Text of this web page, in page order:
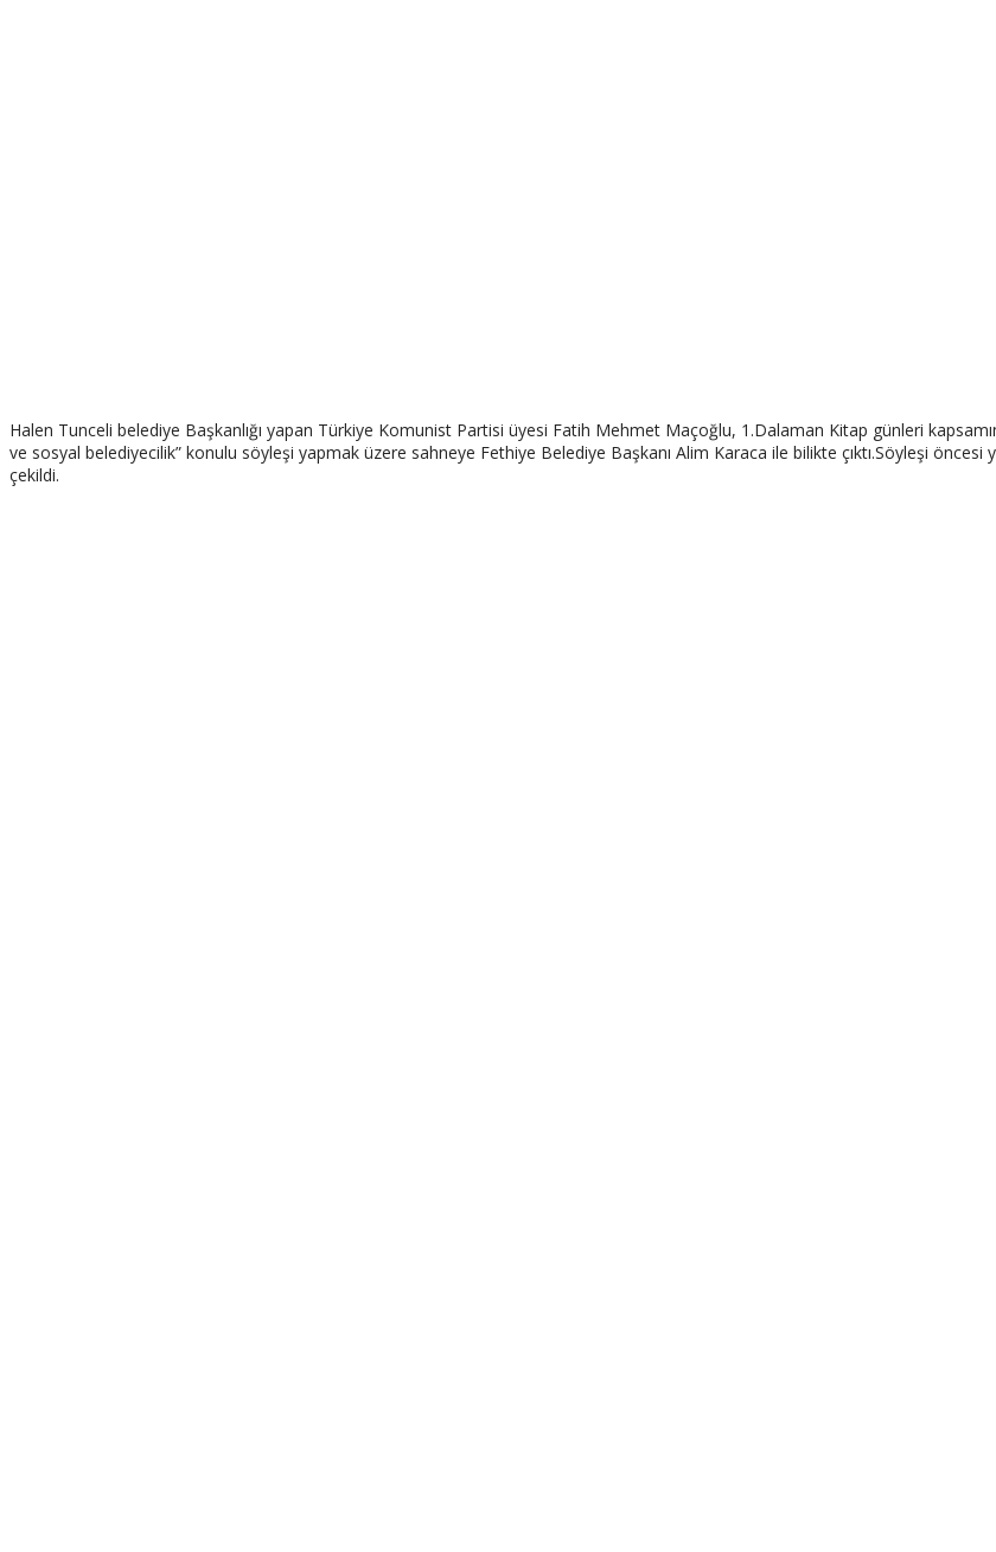
Halen Tunceli belediye Başkanlığı yapan Türkiye Komunist Partisi üyesi Fatih Mehmet Maçoğlu, 1.Dalaman Kitap günleri
ve sosyal belediyecilik” konulu söyleşi yapmak üzere sahneye Fethiye Belediye Başkanı Alim Karaca ile bilikte çıktı.Söyleşi
çekildi.